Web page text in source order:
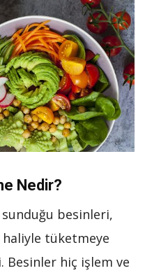
Nedir?
besinleri,
haliyle tüketmeye
Besinler hiç işlem ve